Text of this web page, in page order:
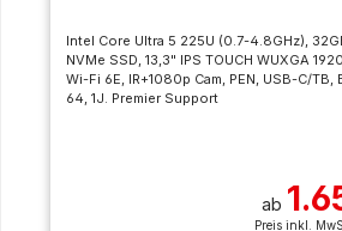
Intel Core Ultra 5 225U (0.7-4.8GHz),
NVMe SSD, 13,3" IPS TOUCH WUXGA
Wi-Fi 6E, IR+1080p Cam, PEN, USB-C/TB,
64, 1J. Premier Support
ab
Preis inkl.